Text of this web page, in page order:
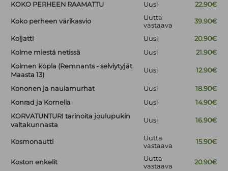
KOKO PERHEEN RAAMATTU
Uusi 22.90€
Koko perheen värikasvio
Uutta
vastaava
39.90€
Koljatti Uusi
20.90€
Kolme miestä netissä
Uusi
21.90€
Kolmen kopla (Remnants - selviytyjät
Maasta 13)
Uusi 12.90€
Kononen ja naulamurhat Uusi
18.90€
Konrad ja Kornelia
Uusi
14.90€
KORVATUNTURI tarinoita joulupukin
valtakunnasta
Uusi 16.90€
Kosmonautti
Uutta
vastaava
15.90€
Koston enkelit
Uutta
vastaava
20.90€